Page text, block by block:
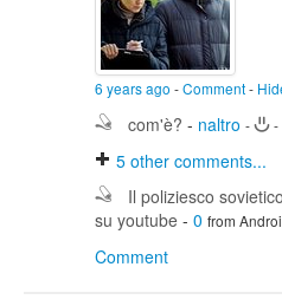
6 years ago -Comment-
com'è? - naltro - -
5 other comments...
Il poliziesco
su youtube - 0 from
Comment